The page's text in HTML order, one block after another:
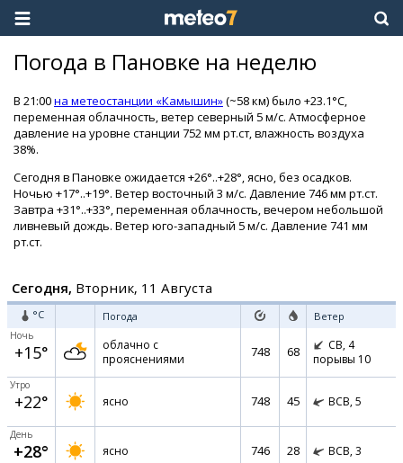
Погода в Пановке на неделю
В 21:00на метеостанции «Камышин»(~58 км) было +23.1°C,
переменная облачность, ветер северный 5 м/с. Атмосферное
давление на уровне станции 752 мм рт.ст, влажность воздуха
38%.
Сегодня в Пановке ожидается +26°..+28°, ясно, без осадков.
Ночью +17°..+19°. Ветер восточный 3 м/с. Давление 746 мм рт.ст.
Завтра +31°..+33°, переменная облачность, вечером небольшой
ливневый дождь. Ветер юго-западный 5 м/с. Давление 741 мм
рт.ст.
Сегодня, Вторник, 11 Августа
°C Погода Ветер
Ночь
+15°
облачно с
прояснениями
748 68 СВ, 4
порывы 10
Утро
+22° ясно 748 45 ВСВ, 5
День
+28° ясно 746 28 ВСВ, 3